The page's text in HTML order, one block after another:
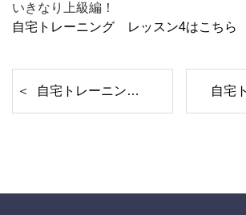
いきなり上級編！
自宅トレーニング レッスン4はこちら
自宅トレーニング レッスン3